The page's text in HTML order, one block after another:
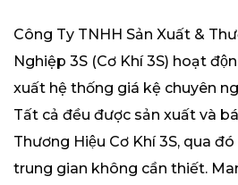
Công Ty TNHH Sản Xuất &
Nghiệp 3S (Cơ Khí 3S) hoạt
xuất hệ thống giá kệ chuyên
Tất cả đều được sản xuất và
Thương Hiệu Cơ Khí 3S, qua
trung gian không cần thiết.